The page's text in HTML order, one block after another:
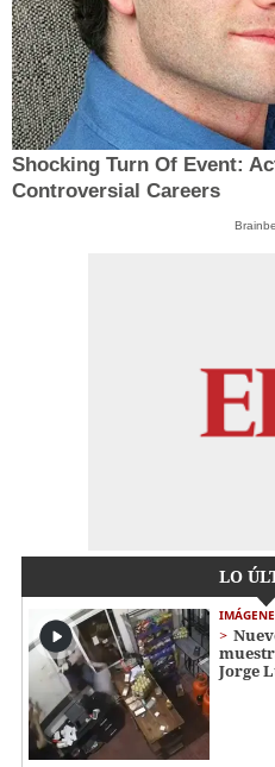
Shocking Turn Of Event:
Controversial Careers
LO
Jorge